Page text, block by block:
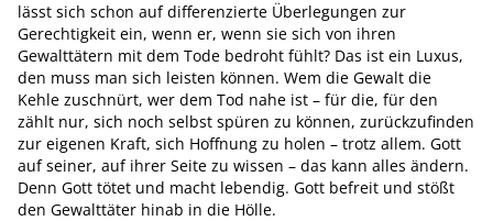
lässt sich schon auf differenzierte Überlegungen zur
Gerechtigkeit ein, wenn er, wenn sie sich von ihren
Gewalttätern mit dem Tode bedroht fühlt? Das ist ein Luxus,
den muss man sich leisten können. Wem die Gewalt die
Kehle zuschnürt, wer dem Tod nahe ist – für die, für den
zählt nur, sich noch selbst spüren zu können, zurückzufinden
zur eigenen Kraft, sich Hoffnung zu holen – trotz allem. Gott
auf seiner, auf ihrer Seite zu wissen – das kann alles ändern.
Denn Gott tötet und macht lebendig. Gott befreit und stößt
den Gewalttäter hinab in die Hölle.